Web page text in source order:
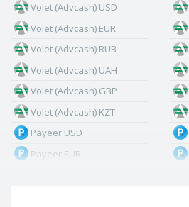
Volet (Advcash) USD
Volet (Advcash) EUR
Volet (Advcash) RUB
Volet (Advcash) UAH
Volet (Advcash) GBP
Volet (Advcash) KZT
Payeer USD
Payeer EUR